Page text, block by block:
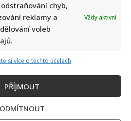
chyb,
reklamy a
voleb
Vždy aktivní
si více o těchto účelech
PŘÍJMOUT
ODMÍTNOUT